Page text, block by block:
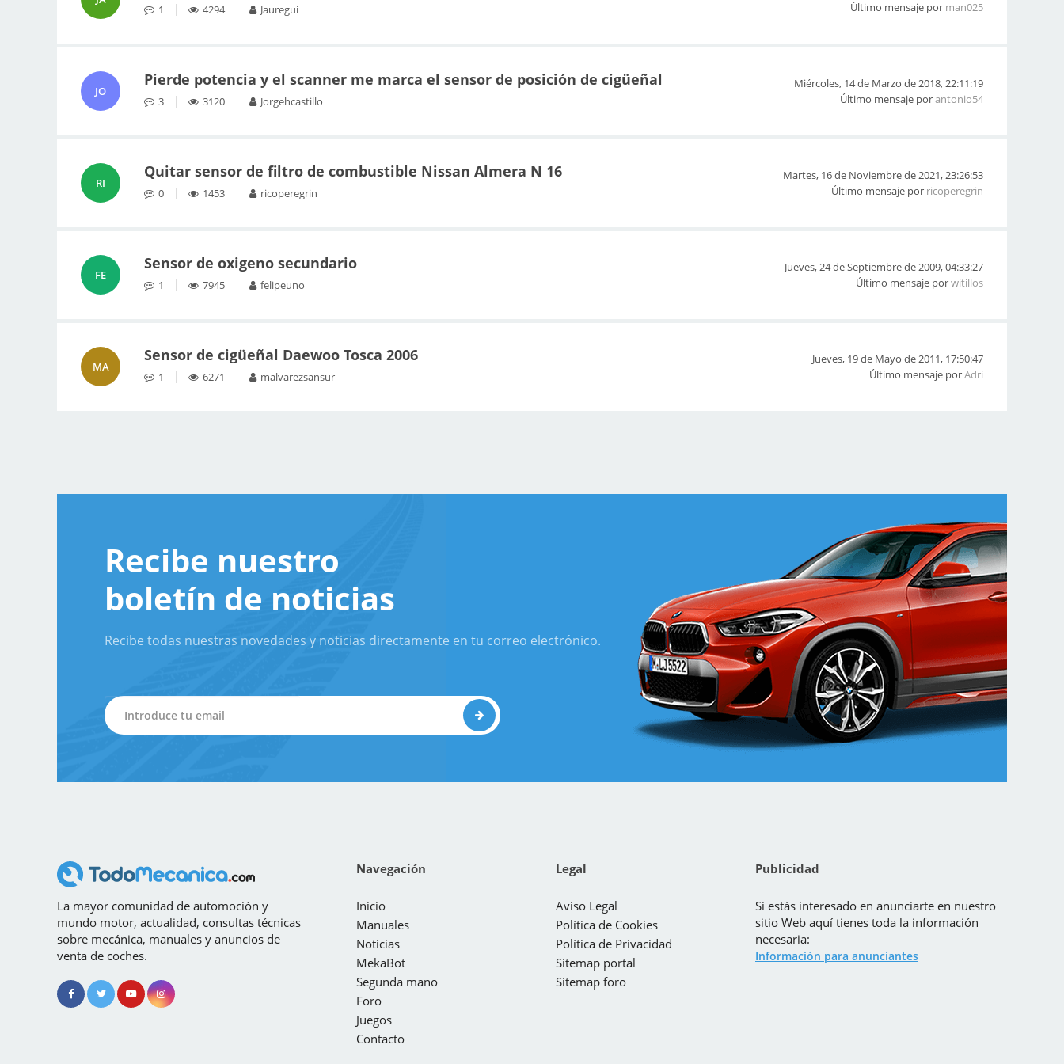
1 4294 Jauregui Último mensaje por man025
JO
Pierde potencia y el scanner me marca el sensor de posición de cigüeñal
3 3120 Jorgehcastillo
Miércoles, 14 de Marzo de 2018, 22:11:19
Último mensaje porantonio54
RI
Quitar sensor de filtro de combustible Nissan Almera N 16
0 1453 ricoperegrin
Martes, 16 de Noviembre de 2021, 23:26:53
Último mensaje por ricoperegrin
FE
Sensor de oxigeno secundario
1 7945 felipeuno
Jueves, 24 de Septiembre de 2009, 04:33:27
Último mensaje porwitillos
MA
Sensor de cigüeñal Daewoo Tosca 2006
1 6271 malvarezsansur
Jueves, 19 de Mayo de 2011, 17:50:47
Último mensaje porAdri
Recibe nuestro
boletín de noticias
Recibe todas nuestras novedades y noticias directamente en tu correo electrónico.
La mayor comunidad de automoción y
mundo motor, actualidad, consultas técnicas
sobre mecánica, manuales y anuncios de
venta de coches.
Navegación
Inicio
Manuales
Noticias
MekaBot
Segunda mano
Foro
Juegos
Contacto
Legal
Aviso Legal
Política de Cookies
Política de Privacidad
Sitemap portal
Sitemap foro
Publicidad
Si estás interesado en anunciarte en nuestro
sitio Web aquí tienes toda la información
necesaria:
Información para anunciantes